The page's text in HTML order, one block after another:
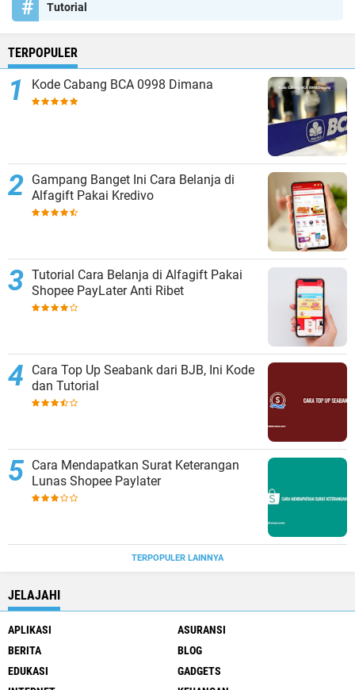
Tutorial
TERPOPULER
Kode Cabang BCA 0998 Dimana
Gampang Banget Ini Cara Belanja di
Alfagift Pakai Kredivo
Tutorial Cara Belanja di Alfagift Pakai
Shopee PayLater Anti Ribet
Cara Top Up Seabank dari BJB, Ini Kode
dan Tutorial
Cara Mendapatkan Surat Keterangan
Lunas Shopee Paylater
TERPOPULER LAINNYA
JELAJAHI
APLIKASI
ASURANSI
BERITA
BLOG
EDUKASI
GADGETS